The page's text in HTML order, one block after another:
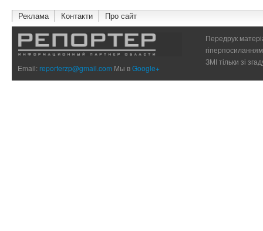
Реклама Контакти Про сайт
Email:reporterzp@gmail.com Мы вGoogle+
Передрук
ЗМІ тільки зі